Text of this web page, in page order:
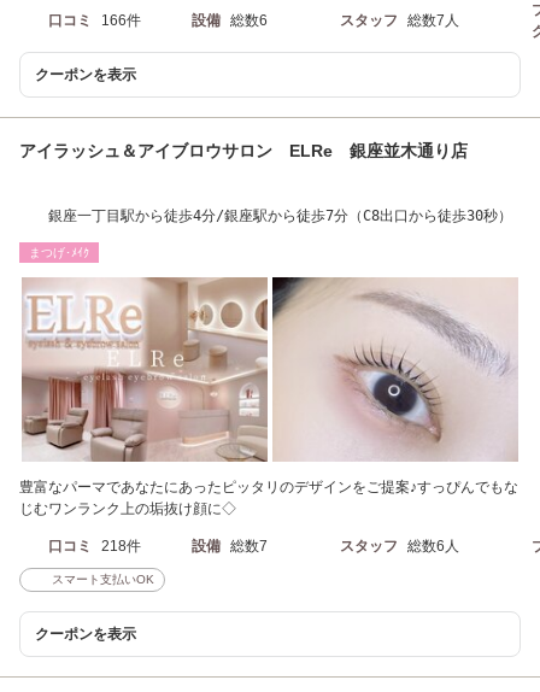
口コミ 166件 設備 総数6 スタッフ 総数7人
クーポンを表示
アイラッシュ＆アイブロウサロン ELRe 銀座並木通り店
銀座一丁目駅から徒歩4分/銀座駅から徒歩7分（C8出口から徒歩30秒）
まつげ･ﾒｲｸ
豊富なパーマであなたにあったピッタリのデザインをご提案♪すっぴんでもな
じむワンランク上の垢抜け顔に◇
口コミ 218件 設備 総数7 スタッフ 総数6人
スマート支払いOK
クーポンを表示